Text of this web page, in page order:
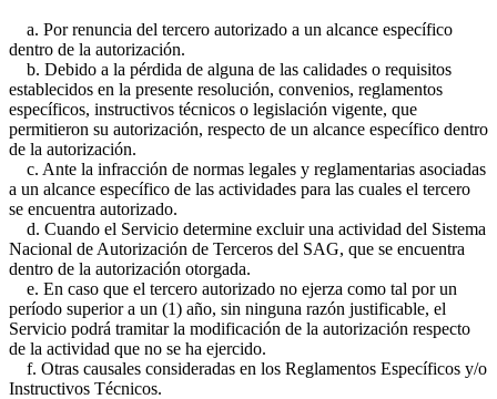
a. Por renuncia del tercero autorizado a un alcance específico
dentro de la autorización.
b. Debido a la pérdida de alguna de las calidades o requisitos
establecidos en la presente resolución, convenios, reglamentos
específicos, instructivos técnicos o legislación vigente, que
permitieron su autorización, respecto de un alcance específico dentro
de la autorización.
c. Ante la infracción de normas legales y reglamentarias asociadas
a un alcance específico de las actividades para las cuales el tercero
se encuentra autorizado.
d. Cuando el Servicio determine excluir una actividad del Sistema
Nacional de Autorización de Terceros del SAG, que se encuentra
dentro de la autorización otorgada.
e. En caso que el tercero autorizado no ejerza como tal por un
período superior a un (1) año, sin ninguna razón justificable, el
Servicio podrá tramitar la modificación de la autorización respecto
de la actividad que no se ha ejercido.
f. Otras causales consideradas en los Reglamentos Específicos y/o
Instructivos Técnicos.